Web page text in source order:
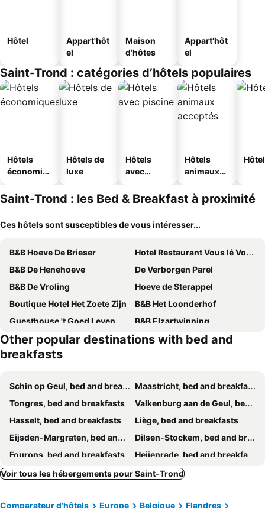
Hôtel
Appart'hôt
el
Maison
d'hôtes
Appart’hôt
el
Saint-Trond : catégories d’hôtels populaires
Hôtels
économiq
Hôtels de
luxe
Hôtels
avec
Hôtels
animaux
Saint-Trond : les Bed & Breakfast à proximité
Ces hôtels sont susceptibles de vous intéresser...
B&B Hoeve De Brieser
Hotel Restaurant Vous lé Vous
B&B De Henehoeve
De Verborgen Parel
B&B De Vroling
Hoeve de Sterappel
Boutique Hotel Het Zoete Zijn
B&B Het Loonderhof
Guesthouse 't Goed Leven
B&B Elzartwinning
B&B AntiQua & Qook
Leopold Appartementen & studio's
B & B 't Pomphuys
Villa Kakelbont Borgloon
B&B Villa Curtricias
Lazy Olives
B&B Maison Mairie Hasselt
B&B Sasput
't Maanhof
De kiezel
B&B L'Epicurie
B&B De Bloesem
B&B Kamer en Aambeeld
B&B Le Club de la Source
B&B Borgloon 'Huis van Loon'
Other popular destinations with bed and
breakfasts
Schin op Geul, bed and breakfasts
Maastricht, bed and breakfasts
Tongres, bed and breakfasts
Valkenburg aan de Geul, bed and breakfasts
Hasselt, bed and breakfasts
Liège, bed and breakfasts
Eijsden-Margraten, bed and breakfasts
Dilsen-Stockem, bed and breakfasts
Fourons, bed and breakfasts
Heijenrade, bed and breakfasts
Heers, bed and breakfasts
Looz, bed and breakfasts
Louvain, bed and breakfasts
Lanaken, bed and breakfasts
Voir tous les hébergements pour Saint-Trond
Comparateur d'hôtels Europe Belgique
Flandres